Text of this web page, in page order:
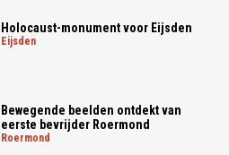
Holocaust-monument voor Eijsden
eijsden
Bewegende beelden ontdekt van
eerste bevrijder Roermond
roermond